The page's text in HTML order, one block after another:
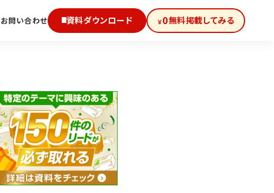
お問い合わせ 資料ダウンロード ￥0無料掲載してみる